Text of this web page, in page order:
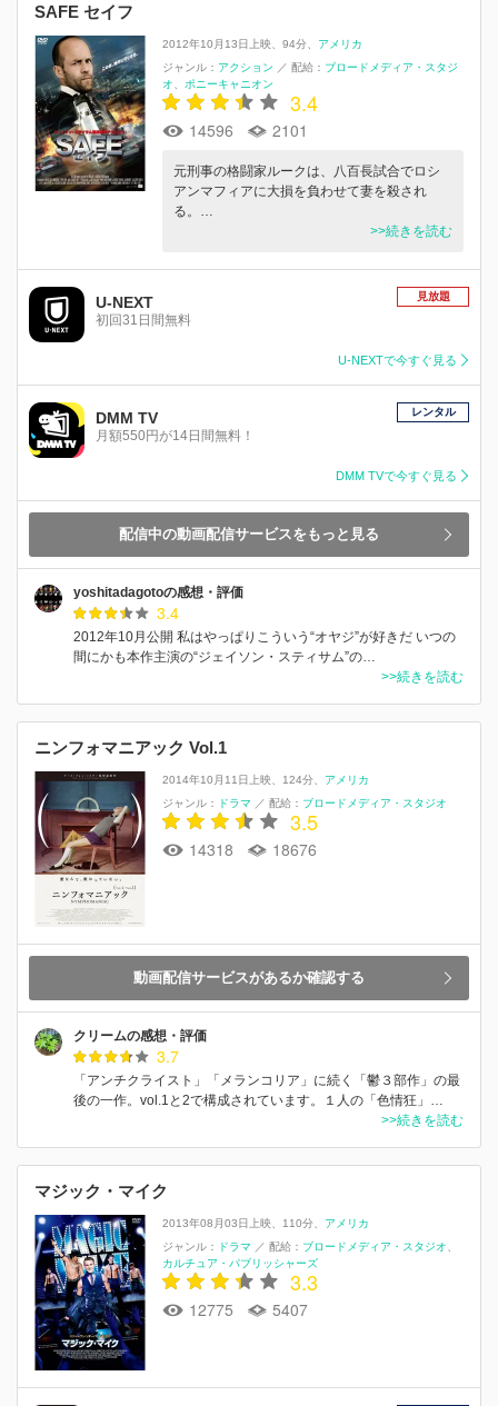
SAFE セイフ
2012年10月13日上映 94分
アメリカ
ジャンル： アクション ／ 配給： ブロードメディア・スタジ
オ
ポニーキャニオン
3.4
14596 2101
元刑事の格闘家ルークは、八百長試合でロシ
アンマフィアに大損を負わせて妻を殺され
る。…
>>続きを読む
U-NEXT
初回31日間無料
見放題
U-NEXTで今すぐ見る
DMM TV
月額550円が14日間無料！
レンタル
DMM TVで今すぐ見る
配信中の動画配信サービスをもっと見る
yoshitadagotoの感想・評価
3.4
2012年10月公開 私はやっぱりこういう“オヤジ”が好きだ いつの
間にかも本作主演の“ジェイソン・スティサム”の…
>>続きを読む
ニンフォマニアック Vol.1
2014年10月11日上映 124分
アメリカ
ジャンル：
ドラマ ／ 配給： ブロードメディア・スタジオ
3.5
14318 18676
動画配信サービスがあるか確認する
クリームの感想・評価
3.7
「アンチクライスト」「メランコリア」に続く「鬱３部作」の最
後の一作。vol.1と2で構成されています。１人の「色情狂」…
>>続きを読む
マジック・マイク
2013年08月03日上映 110分
アメリカ
ジャンル：
ドラマ ／ 配給： ブロードメディア・スタジオ
カルチュア・パブリッシャーズ
3.3
12775 5407